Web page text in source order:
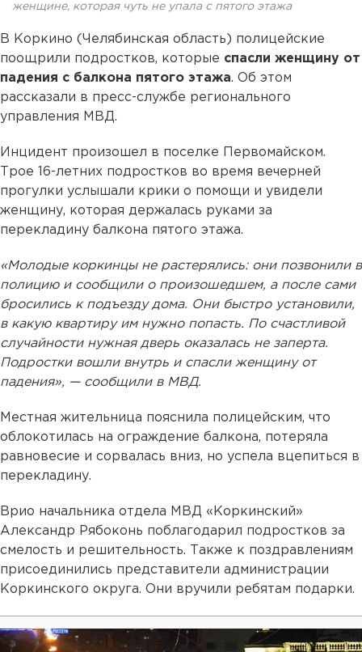
женщине, которая чуть не упала с пятого этажа
В Коркино (Челябинская область) полицейские
поощрили подростков, которые спасли женщину от
падения с балкона пятого этажа. Об этом
рассказали в пресс-службе регионального
управления МВД.
Инцидент произошел в поселке Первомайском.
Трое 16-летних подростков во время вечерней
прогулки услышали крики о помощи и увидели
женщину, которая держалась руками за
перекладину балкона пятого этажа.
«Молодые коркинцы не растерялись: они позвонили в
полицию и сообщили о произошедшем, а после сами
бросились к подъезду дома. Они быстро установили,
в какую квартиру им нужно попасть. По счастливой
случайности нужная дверь оказалась не заперта.
Подростки вошли внутрь и спасли женщину от
падения», — сообщили в МВД.
Местная жительница пояснила полицейским, что
облокотилась на ограждение балкона, потеряла
равновесие и сорвалась вниз, но успела вцепиться в
перекладину.
Врио начальника отдела МВД «Коркинский»
Александр Рябоконь поблагодарил подростков за
смелость и решительность. Также к поздравлениям
присоединились представители администрации
Коркинского округа. Они вручили ребятам подарки.